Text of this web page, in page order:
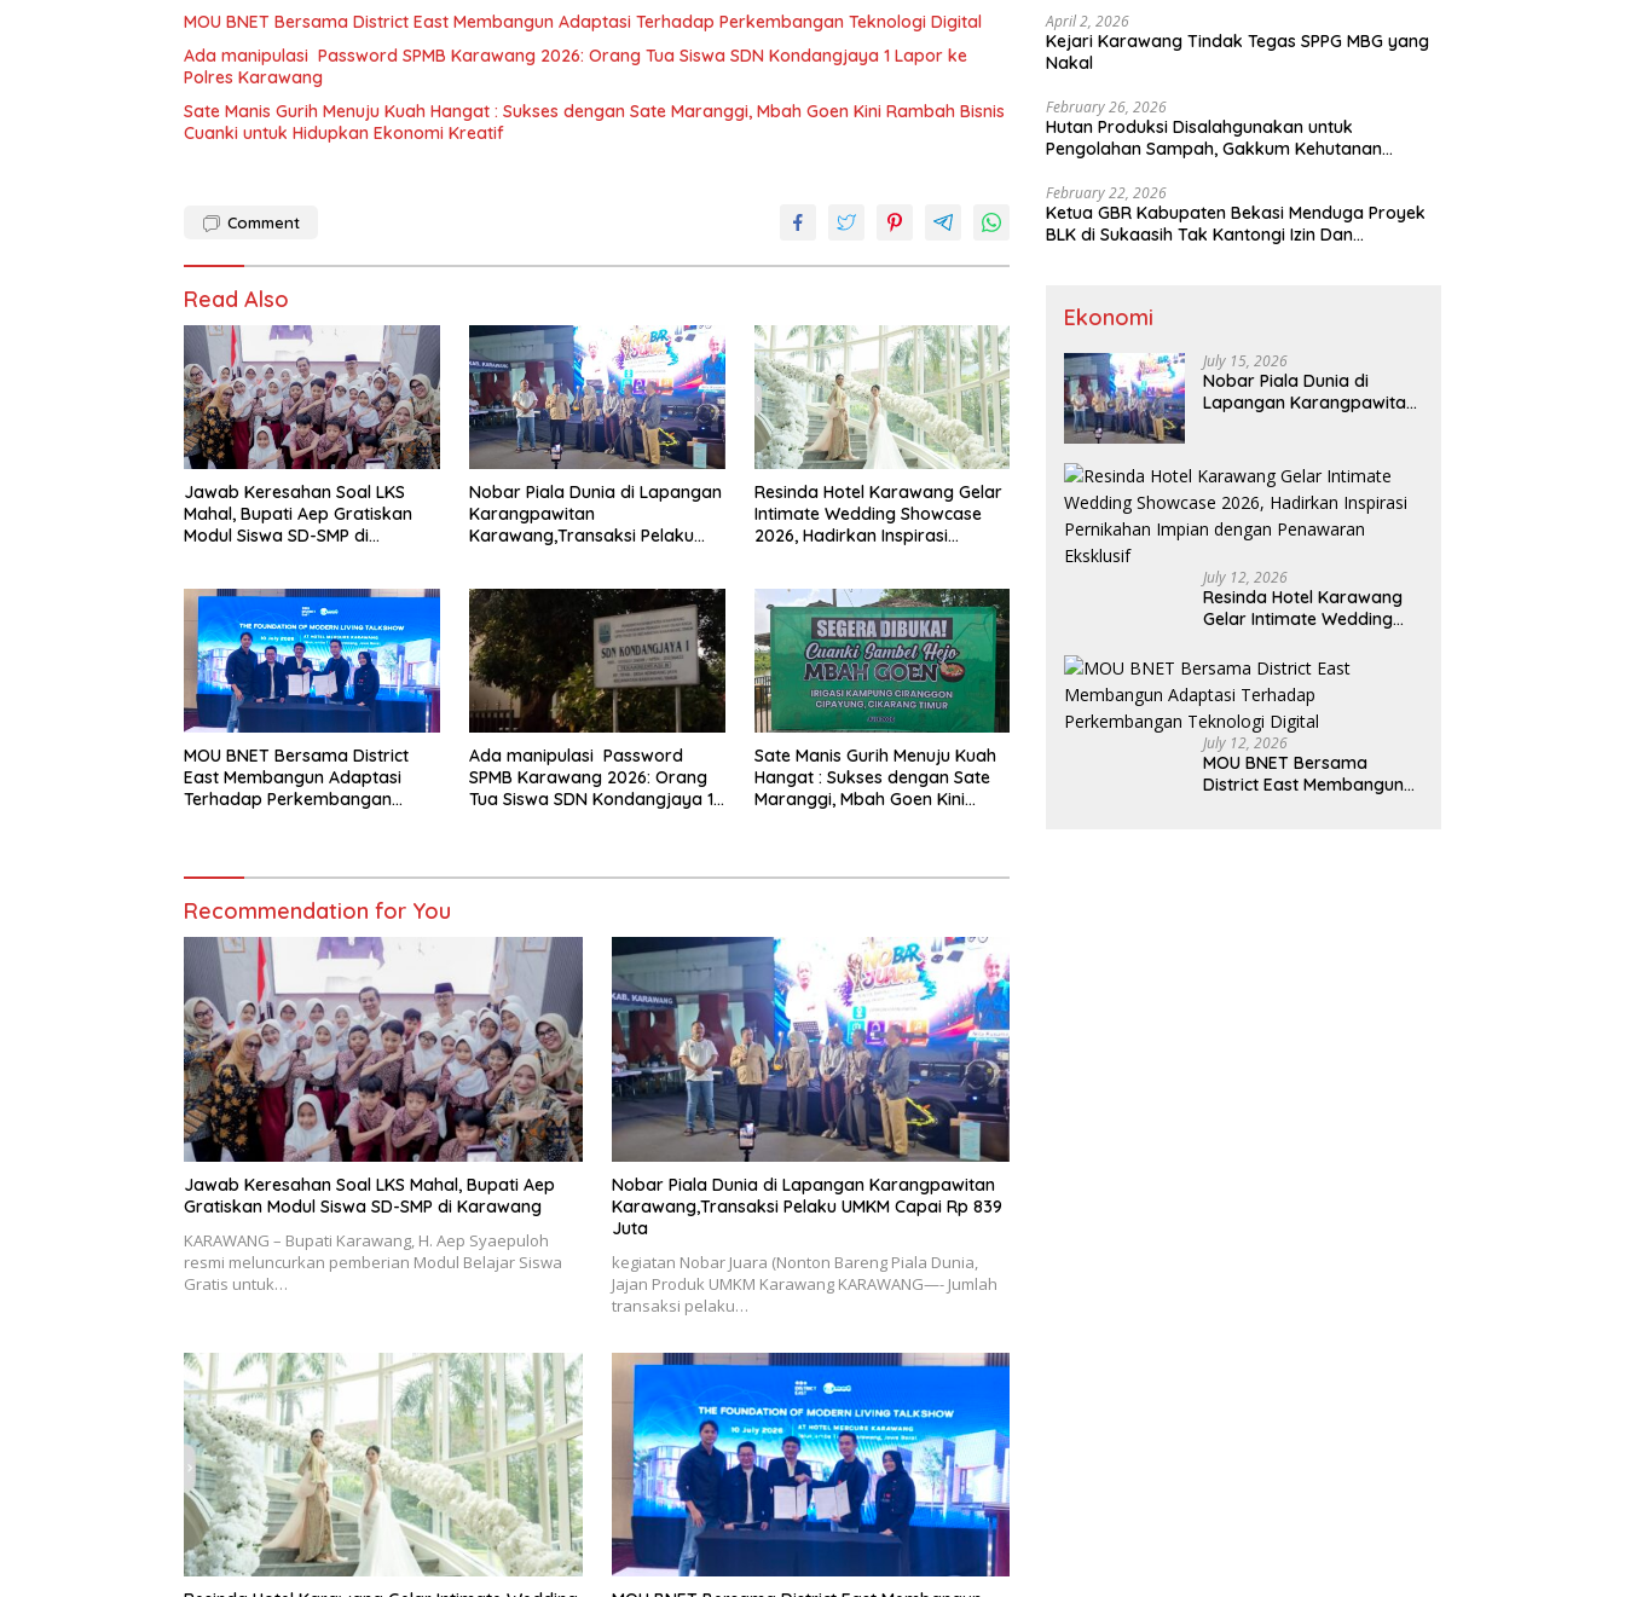
MOU BNET Bersama District East Membangun Adaptasi Terhadap Perkembangan Teknologi Digital
Ada manipulasi Password SPMB Karawang 2026: Orang Tua Siswa SDN Kondangjaya 1 Lapor ke
Polres Karawang
Sate Manis Gurih Menuju Kuah Hangat : Sukses dengan Sate Maranggi, Mbah Goen Kini Rambah Bisnis
Cuanki untuk Hidupkan Ekonomi Kreatif
Comment
Read Also
Jawab Keresahan Soal LKS
Mahal, Bupati Aep Gratiskan
Modul Siswa SD-SMP di
Nobar Piala Dunia di Lapangan
Karangpawitan
Karawang,Transaksi Pelaku
Resinda Hotel Karawang Gelar
Intimate Wedding Showcase
2026, Hadirkan Inspirasi
MOU BNET Bersama District
East Membangun Adaptasi
Terhadap Perkembangan
Ada manipulasi Password
SPMB Karawang 2026: Orang
Tua Siswa SDN Kondangjaya 1
Sate Manis Gurih Menuju Kuah
Hangat : Sukses dengan Sate
Maranggi, Mbah Goen Kini
Recommendation for You
Jawab Keresahan Soal LKS Mahal, Bupati Aep
Gratiskan Modul Siswa SD-SMP di Karawang
KARAWANG – Bupati Karawang, H. Aep Syaepuloh
resmi meluncurkan pemberian Modul Belajar Siswa
Gratis untuk…
Nobar Piala Dunia di Lapangan Karangpawitan
Karawang,Transaksi Pelaku UMKM Capai Rp 839
Juta
kegiatan Nobar Juara (Nonton Bareng Piala Dunia,
Jajan Produk UMKM Karawang KARAWANG—- Jumlah
transaksi pelaku…
April 2, 2026
Kejari Karawang Tindak Tegas SPPG MBG yang
Nakal
February 26, 2026
Hutan Produksi Disalahgunakan untuk
Pengolahan Sampah, Gakkum Kehutanan
February 22, 2026
Ketua GBR Kabupaten Bekasi Menduga Proyek
BLK di Sukaasih Tak Kantongi Izin Dan
Ekonomi
July 15, 2026
Nobar Piala Dunia di
Lapangan Karangpawitan
Juta
July 12, 2026
Resinda Hotel Karawang
Gelar Intimate Wedding
Inspirasi Pernikahan
Impian dengan Penawaran
Eksklusif
July 12, 2026
MOU BNET Bersama
District East Membangun